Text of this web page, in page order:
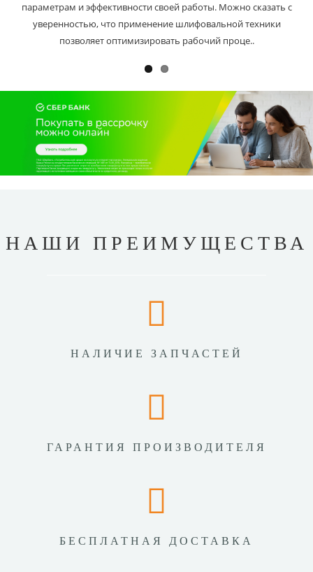
параметрам и эффективности своей работы. Можно сказать с
уверенностью, что применение шлифовальной техники
позволяет оптимизировать рабочий проце..
НАШИ ПРЕИМУЩЕСТВА
НАЛИЧИЕ ЗАПЧАСТЕЙ
ГАРАНТИЯ ПРОИЗВОДИТЕЛЯ
БЕСПЛАТНАЯ ДОСТАВКА